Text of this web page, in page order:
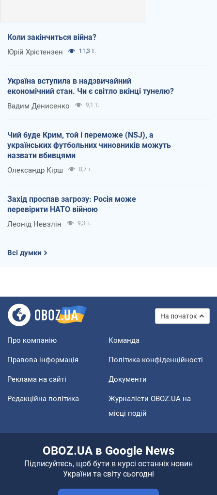
Коли закінчиться війна?
Юрій Хрістензен 11,3 т.
Україна вступила в надзвичайний
економічний стан. Чи є світло вкінці тунелю?
Вадим Денисенко 9,1 т.
Чий буде Крим, той і переможе (NSJ), а
українських футбольних чиновників можуть
назвати вбивцями
Олександр Кірш 8,7 т.
Захід проспав загрозу: Росія може
перевірити НАТО війною
Леонід Невзлін 9,3 т.
Всі думки
На початок
Про компанію Команда
Правова інформація Політика конфіденційності
Реклама на сайті Документи
Редакційна політика
Журналісти OBOZ.UA на
місці подій
OBOZ.UA в Google News
Підписуйтесь, щоб бути в курсі останніх новин
України та світу сьогодні